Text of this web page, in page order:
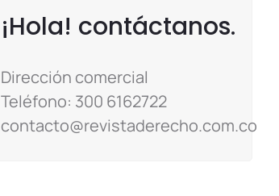
¡Hola! contáctanos.
Dirección comercial
Teléfono: 300 6162722
contacto@revistaderecho.com.co